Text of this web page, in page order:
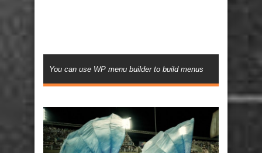
You can use WP menu builder to build menus